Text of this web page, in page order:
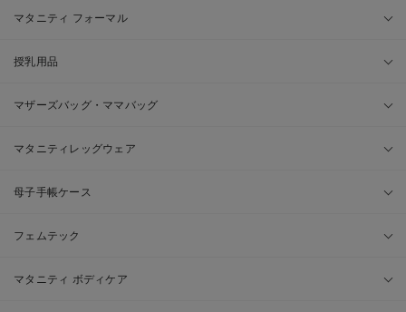
マタニティ フォーマル
授乳用品
マザーズバッグ・ママバッグ
マタニティレッグウェア
母子手帳ケース
フェムテック
マタニティ ボディケア